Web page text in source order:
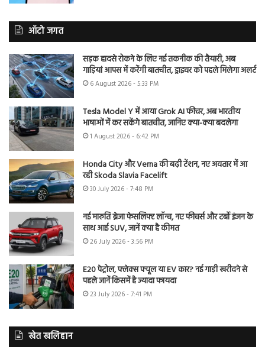
ऑटो जगत
सड़क हादसे रोकने के लिए नई तकनीक की तैयारी, अब
गाड़ियां आपस में करेंगी बातचीत, ड्राइवर को पहले मिलेगा अलर्ट
6 August 2026 - 5:33 PM
Tesla Model Y में आया Grok AI फीचर, अब भारतीय
भाषाओं में कर सकेंगे बातचीत, जानिए क्या-क्या बदलेगा
1 August 2026 - 6:42 PM
Honda City और Verna की बढ़ी टेंशन, नए अवतार में आ
रही Skoda Slavia Facelift
30 July 2026 - 7:48 PM
नई मारुति ब्रेजा फेसलिफ्ट लॉन्च, नए फीचर्स और टर्बो इंजन के
साथ आई SUV, जानें क्या है कीमत
26 July 2026 - 3:56 PM
E20 पेट्रोल, फ्लेक्स फ्यूल या EV कार? नई गाड़ी खरीदने से
पहले जानें किसमें है ज्यादा फायदा
23 July 2026 - 7:41 PM
खेत खलिहान